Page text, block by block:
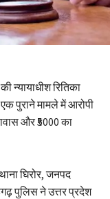
न्यायाधीश रितिका
पुराने मामले में आरोपी
और ₹5000 का
घिरोर, जनपद
पुलिस ने उत्तर प्रदेश